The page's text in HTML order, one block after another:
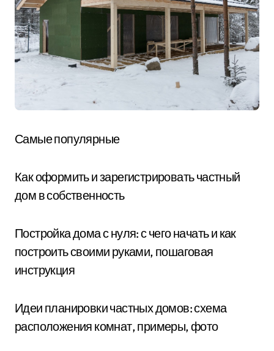
Самые популярные
Как оформить и зарегистрировать частный
дом в собственность
Постройка дома с нуля: с чего начать и как
построить своими руками, пошаговая
инструкция
Идеи планировки частных домов: схема
расположения комнат, примеры, фото